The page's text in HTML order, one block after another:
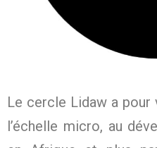
Le cercle Lidaw a
l’échelle micro, au